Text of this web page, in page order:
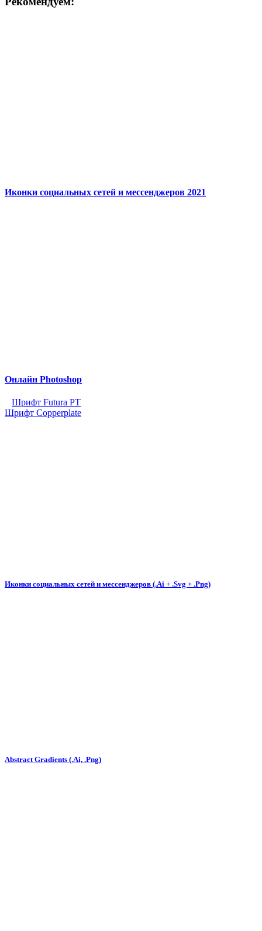
Иконки социальных сетей и мессенджеров 2021
Онлайн Photoshop
Шрифт Futura PT
Шрифт Copperplate
Иконки социальных сетей и мессенджеров (.Ai + .Svg + .Png)
Abstract Gradients (.Ai, .Png)